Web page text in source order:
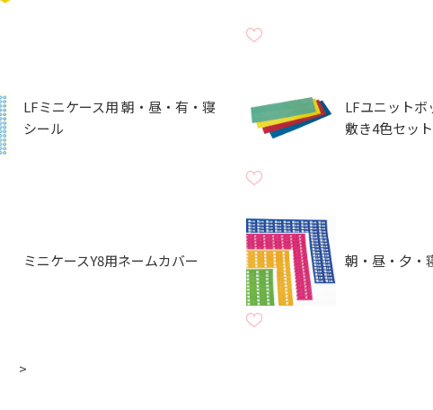
LFミニケース用 朝・昼・有・寝
シール
LFユニット
敷き4色セット
ミニケースY8用ネームカバー 朝・昼・夕・
>